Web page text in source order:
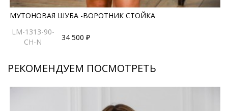
МУТОНОВАЯ ШУБА -ВОРОТНИК СТОЙКА
LM-1313-90-
CH-N
34 500 ₽
РЕКОМЕНДУЕМ ПОСМОТРЕТЬ